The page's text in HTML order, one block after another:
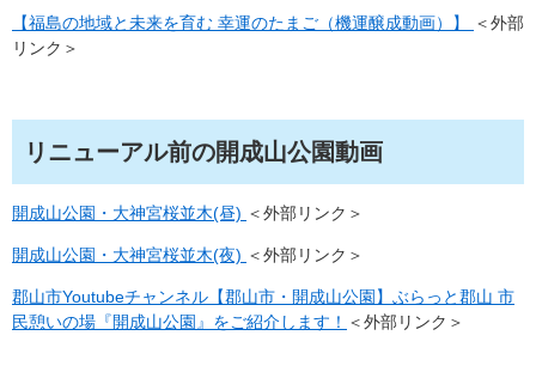
【福島の地域と未来を育む 幸運のたまご（機運醸成動画）】
＜外部
リンク＞
リニューアル前の開成山公園動画
開成山公園・大神宮桜並木(昼) ＜外部リンク＞
開成山公園・大神宮桜並木(夜) ＜外部リンク＞
郡山市Youtubeチャンネル【郡山市・開成山公園】ぶらっと郡山 市
民憩いの場『開成山公園』をご紹介します！ ＜外部リンク＞